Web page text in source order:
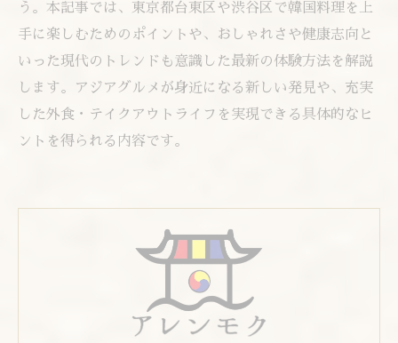
う。本記事では、東京都台東区や渋谷区で韓国料理を上
手に楽しむためのポイントや、おしゃれさや健康志向と
いった現代のトレンドも意識した最新の体験方法を解説
します。アジアグルメが身近になる新しい発見や、充実
した外食・テイクアウトライフを実現できる具体的なヒ
ントを得られる内容です。